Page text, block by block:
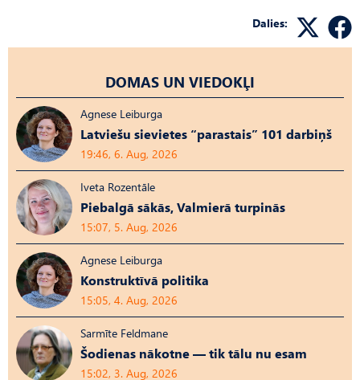
Dalies:
DOMAS UN VIEDOKĻI
Agnese Leiburga
Latviešu sievietes “parastais” 101 darbiņš
19:46, 6. Aug, 2026
Iveta Rozentāle
Piebalgā sākās, Valmierā turpinās
15:07, 5. Aug, 2026
Agnese Leiburga
Konstruktīvā politika
15:05, 4. Aug, 2026
Sarmīte Feldmane
Šodienas nākotne — tik tālu nu esam
15:02, 3. Aug, 2026